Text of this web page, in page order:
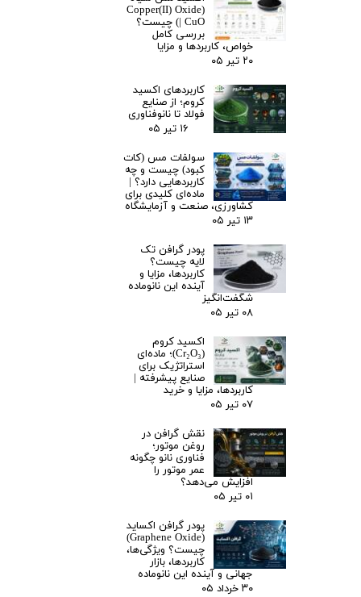
(Copper(II) Oxide
| CuO) چیست؟
بررسی کامل
خواص، کاربردها و مزایا
۲۰ تیر ۰۵
کاربردهای اکسید
کروم؛ از صنایع
فولاد تا نانوفناوری
۱۶ تیر ۰۵
سولفات مس (کات
کبود) چیست و چه
کاربردهایی دارد؟ |
ماده‌ای کلیدی برای
کشاورزی، صنعت و آزمایشگاه
۱۳ تیر ۰۵
پودر گرافن تک
لایه چیست؟
کاربردها، مزایا و
آینده این نانوماده
شگفت‌انگیز
۰۸ تیر ۰۵
اکسید کروم
(Cr₂O₃)؛ ماده‌ای
استراتژیک برای
صنایع پیشرفته |
کاربردها، مزایا و خرید
۰۷ تیر ۰۵
نقش گرافن در
روغن موتور؛
فناوری نانو چگونه
عمر موتور را
افزایش می‌دهد؟
۰۱ تیر ۰۵
پودر گرافن اکساید
(Graphene Oxide)
چیست؟ ویژگی‌ها،
کاربردها، بازار
جهانی و آینده این نانوماده
۳۰ خرداد ۰۵